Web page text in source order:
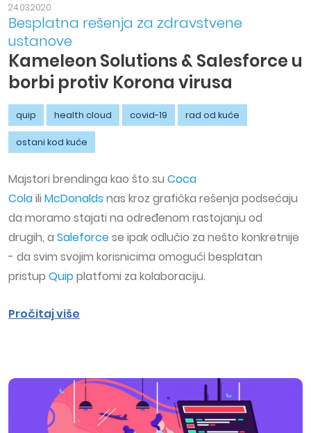
24.03.2020.
Besplatna rešenja za zdravstvene
ustanove
Kameleon Solutions & Salesforce u
borbi protiv Korona virusa
quip health cloud covid-19 rad od kuće
ostani kod kuće
Majstori brendinga kao što su Coca
Colaili McDonalds nas kroz grafička rešenja podsećaju
da moramo stajati na određenom rastojanju od
drugih, a Saleforcese ipak odlučio za nešto konkretnije
- da svim svojim korisnicima omogući besplatan
pristup Quipplatfomi za kolaboraciju.
Pročitaj više